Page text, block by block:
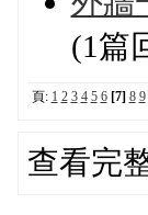
(1篇
頁: 1 2 3 4 5 6 [7] 8 9
查看完